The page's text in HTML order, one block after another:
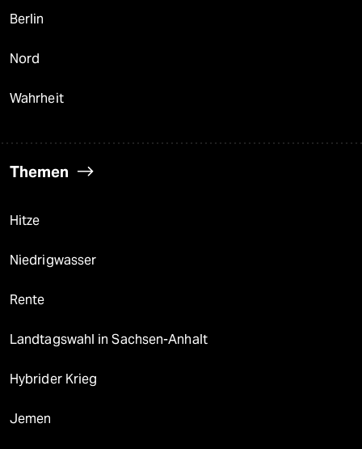
Berlin
Nord
Wahrheit
Themen
Hitze
Niedrigwasser
Rente
Landtagswahl in Sachsen-Anhalt
Hybrider Krieg
Jemen